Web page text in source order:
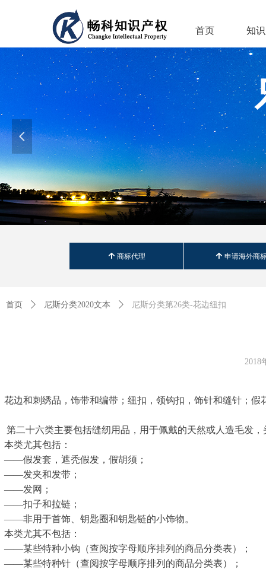
首页 知
넳
녕 商标代理 녕 申请海外商
首页 ꄲ 尼斯分类2020文本 ꄲ 尼斯分类第26类-花边纽扣
花边和刺绣品，饰带和编带；纽扣，领钩扣，饰针和缝针；假
第二十六类主要包括缝纫用品，用于佩戴的天然或人造毛发
本类尤其包括：
——假发套，遮秃假发，假胡须；
——发夹和发带；
——发网；
——扣子和拉链；
——非用于首饰、钥匙圈和钥匙链的小饰物。
本类尤其不包括：
——某些特种小钩（查阅按字母顺序排列的商品分类表）；
——某些特种针（查阅按字母顺序排列的商品分类表）；
2018